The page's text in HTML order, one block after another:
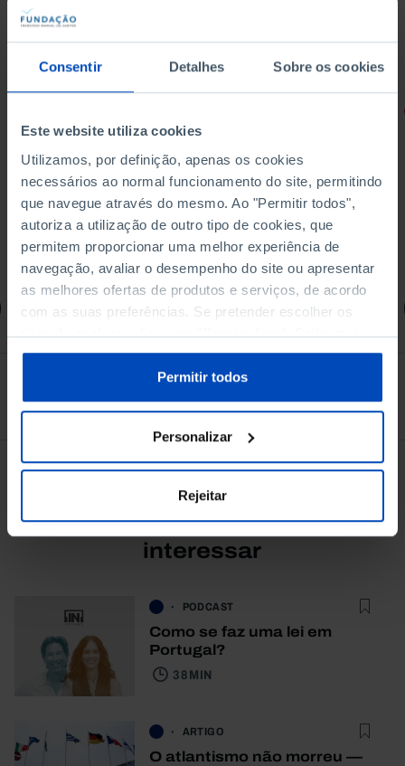
Consentir Detalhes Sobre os cookies
Este website utiliza cookies
Utilizamos, por definição, apenas os cookies
necessários ao normal funcionamento do site, permitindo
que navegue através do mesmo. Ao "Permitir todos",
autoriza a utilização de outro tipo de cookies, que
permitem proporcionar uma melhor experiência de
navegação, avaliar o desempenho do site ou apresentar
as melhores ofertas de produtos e serviços, de acordo
com as suas preferências. Se pretender escolher os
tipos de cookies, clique em "Personalizar". Saiba mais
sobre cookies através da gestão de preferências ou da
Política de Cookies.
Permitir todos
Personalizar
Rejeitar
Promessas do Futebol
4,50 € -10%
Comprar
Ver todos
Também lhe pode
interessar
PODCAST
Como se faz uma lei em
Portugal?
38 MIN
ARTIGO
O atlantismo não morreu —